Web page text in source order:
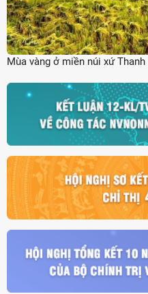
Mùa vàng ở miền núi xứ Thanh